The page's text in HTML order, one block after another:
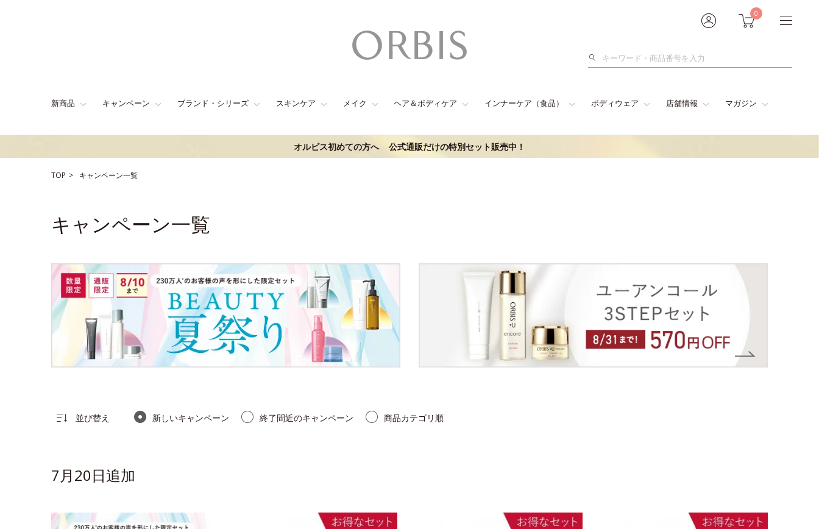
0
検
新商品 キャンペーン ブランド・シリーズ スキンケア メイク ヘア＆ボディケア インナーケア（食品） ボディウェア 店舗情報 マガジン
オルビス初めての方へ 公式通販だけの特別セット販売中！
TOP キャンペーン一覧
キャンペーン一覧
並び替え 新しいキャンペーン 終了間近のキャンペーン 商品カテゴリ順
7月20日追加